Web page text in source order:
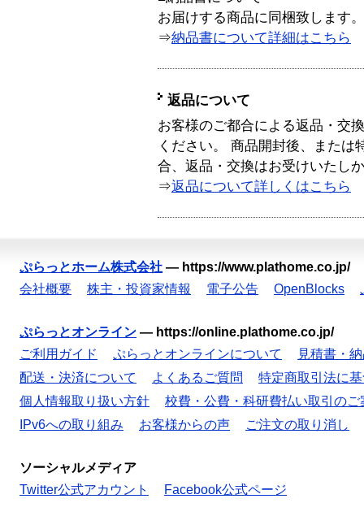
お届けする商品に同梱致します。
⇒納品書について詳細はこちら
返品について
お客様のご都合による返品・交
ください。 商品開封後、または
合、返品・交換はお受けいたし
⇒返品について詳しくはこちら
ぷらっとホーム株式会社 — https://www.plathome.co.jp/
会社概要
株主・投資家情報 電子公告 OpenBlocks
ぷらっとオンライン — https://online.plathome.co.jp/
ご利用ガイド
ぷらっとオンラインについて
見積書・
配送・決済について
よくあるご質問
特定商取引法に
個人情報取り扱い方針
校費・公費・科研費払い取引のご
IPv6への取り組み
お客様からの声 ご注文の取り消し
ソーシャルメディア
Twitter公式アカウント
Facebook公式ページ